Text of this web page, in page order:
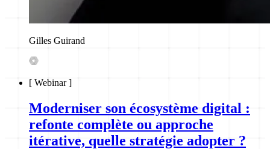
Gilles Guirand
[ Webinar]
Moderniser son écosystème digital :
refonte complète ou approche
itérative, quelle stratégie adopter ?